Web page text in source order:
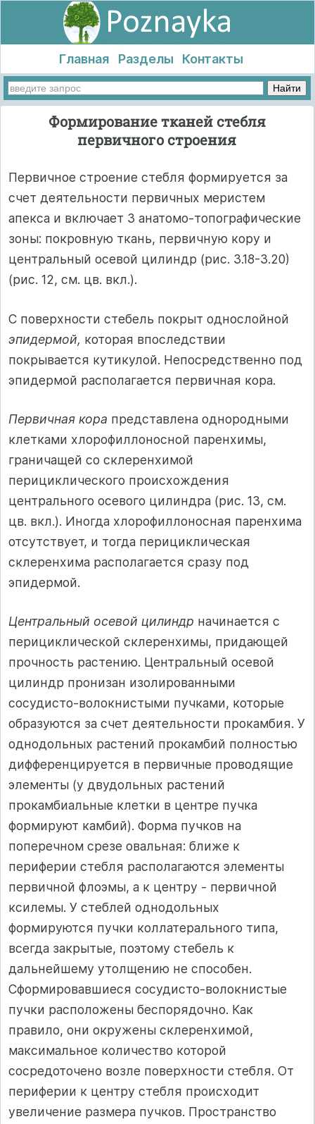
Главная Разделы Контакты
Формирование тканей стебля
первичного строения
Первичное строение стебля формируется за
счет деятельности первичных меристем
апекса и включает 3 анатомо-топографические
зоны: покровную ткань, первичную кору и
центральный осевой цилиндр (рис. 3.18-3.20)
(рис. 12, см. цв. вкл.).
С поверхности стебель покрыт однослойной
эпидермой, которая впоследствии
покрывается кутикулой. Непосредственно под
эпидермой располагается первичная кора.
Первичная кора представлена однородными
клетками хлорофиллоносной паренхимы,
граничащей со склеренхимой
перициклического происхождения
центрального осевого цилиндра (рис. 13, см.
цв. вкл.). Иногда хлорофиллоносная паренхима
отсутствует, и тогда перициклическая
склеренхима располагается сразу под
эпидермой.
Центральный осевой цилиндр начинается с
перициклической склеренхимы, придающей
прочность растению. Центральный осевой
цилиндр пронизан изолированными
сосудисто-волокнистыми пучками, которые
образуются за счет деятельности прокамбия. У
однодольных растений прокамбий полностью
дифференцируется в первичные проводящие
элементы (у двудольных растений
прокамбиальные клетки в центре пучка
формируют камбий). Форма пучков на
поперечном срезе овальная: ближе к
периферии стебля располагаются элементы
первичной флоэмы, а к центру - первичной
ксилемы. У стеблей однодольных
формируются пучки коллатерального типа,
всегда закрытые, поэтому стебель к
дальнейшему утолщению не способен.
Сформировавшиеся сосудисто-волокнистые
пучки расположены беспорядочно. Как
правило, они окружены склеренхимой,
максимальное количество которой
сосредоточено возле поверхности стебля. От
периферии к центру стебля происходит
увеличение размера пучков. Пространство